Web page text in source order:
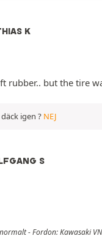
K
rubber.. but the tire
igen ? NEJ
S
- Fordon: Kawasaki